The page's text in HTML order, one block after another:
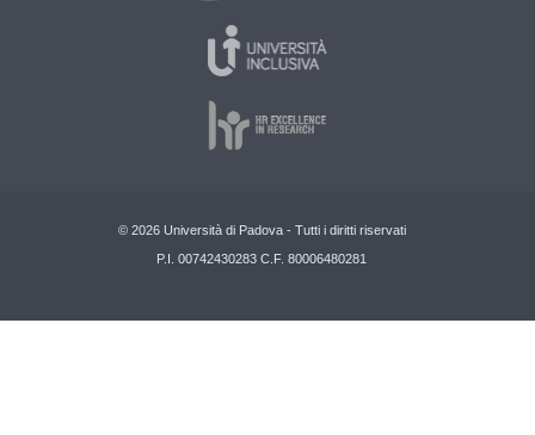
© 2026 Università di Padova - Tutti i diritti riservati
P.I. 00742430283 C.F. 80006480281